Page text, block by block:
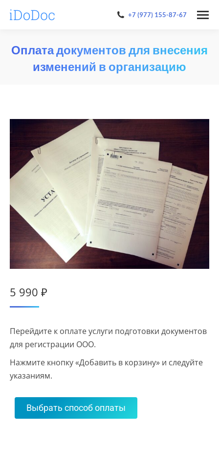
+7 (977) 155-87-67
Оплата документов для внесения
изменений в организацию
5 990 ₽
Перейдите к оплате услуги подготовки документов
для регистрации ООО.
Нажмите кнопку «Добавить в корзину» и следуйте
указаниям.
Выбрать способ оплаты